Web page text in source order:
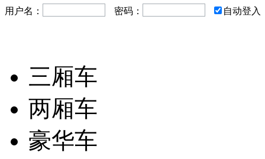
用户名： 密码： 自动登入
三厢车
两厢车
豪华车